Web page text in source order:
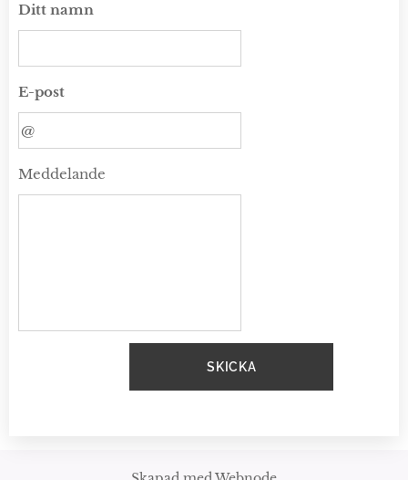
Ditt namn
E-post
Meddelande
SKICKA